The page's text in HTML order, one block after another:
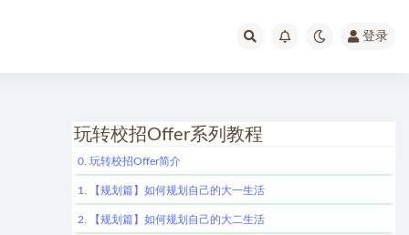
登录
玩转校招Offer系列教程
0. 玩转校招Offer简介
1. 【规划篇】如何规划自己的大一生活
2. 【规划篇】如何规划自己的大二生活